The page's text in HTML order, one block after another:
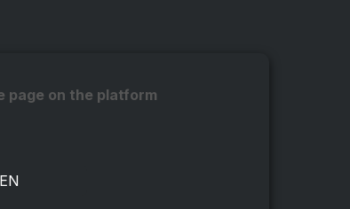
page on the platform